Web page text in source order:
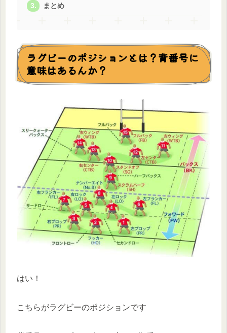
まとめ
ラグビーのポジションとは？背番号に
意味はあるんか？
はい！
こちらがラグビーのポジションです